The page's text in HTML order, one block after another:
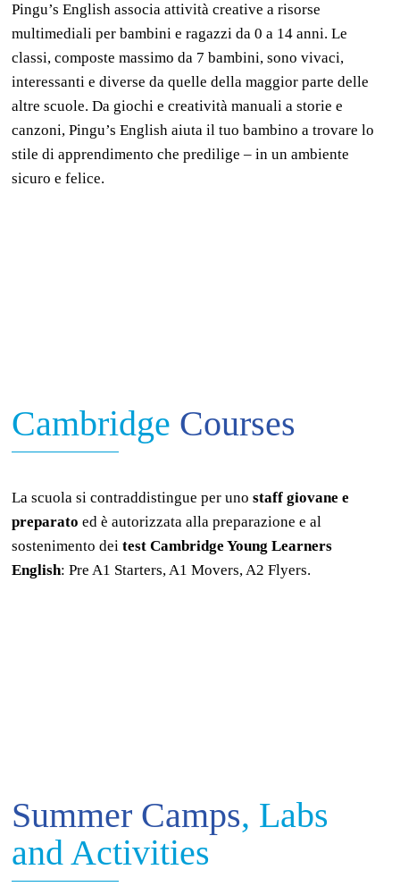
Pingu’s English associa attività creative a risorse
multimediali per bambini e ragazzi da 0 a 14 anni. Le
classi, composte massimo da 7 bambini, sono vivaci,
interessanti e diverse da quelle della maggior parte delle
altre scuole. Da giochi e creatività manuali a storie e
canzoni, Pingu’s English aiuta il tuo bambino a trovare lo
stile di apprendimento che predilige – in un ambiente
sicuro e felice.
Cambridge Courses
La scuola si contraddistingue per uno staff giovane e
preparato ed è autorizzata alla preparazione e al
sostenimento dei test Cambridge Young Learners
English: Pre A1 Starters, A1 Movers, A2 Flyers.
Summer Camps, Labs
and Activities